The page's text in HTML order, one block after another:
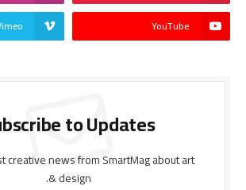
YouTube
to Updates
creative news from SmartMag about art
& design.